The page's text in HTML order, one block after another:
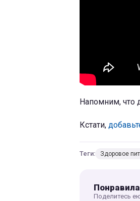
Напомним, что
Кстати,
Теги: Здоровое
Поделитесь